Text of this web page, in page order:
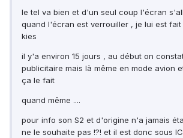
le tel va bien et d'un seul coup l'écran
quand l'écran est verrouiller , je lui est fait
kies
il y'a environ 15 jours , au début on
publicitaire mais là même en mode avion
ça le fait
quand même ....
pour info son S2 et d'origine n'a jamais
ne le souhaite pas !?! et il est donc sous